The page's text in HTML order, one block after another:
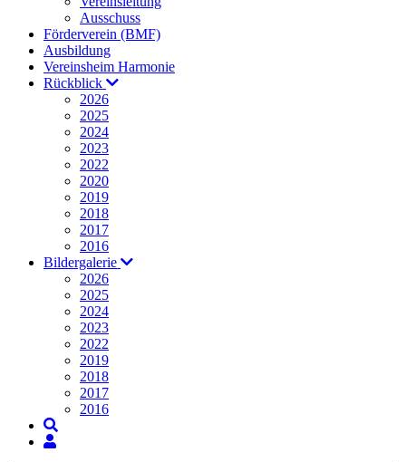
Ausschuss
Förderverein (BMF)
Ausbildung
Vereinsheim Harmonie
Rückblick
2026
2025
2024
2023
2022
2020
2019
2018
2017
2016
Bildergalerie
2026
2025
2024
2023
2022
2019
2018
2017
2016